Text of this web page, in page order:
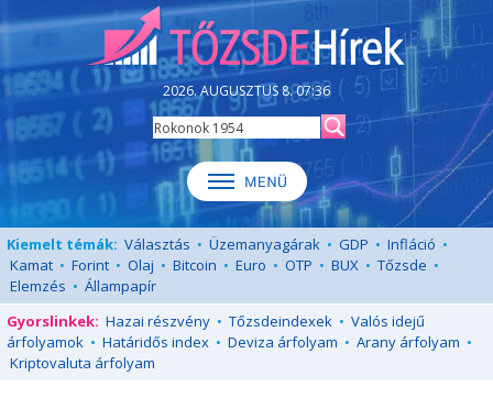
2026. AUGUSZTUS 8. 07:36
Kiemelt témák: Választás • Üzemanyagárak • GDP • Infláció •
Kamat • Forint • Olaj • Bitcoin • Euro • OTP • BUX • Tőzsde •
Elemzés • Állampapír
Gyorslinkek: Hazai részvény • Tőzsdeindexek • Valós idejű
árfolyamok • Határidős index • Deviza árfolyam • Arany árfolyam •
Kriptovaluta árfolyam